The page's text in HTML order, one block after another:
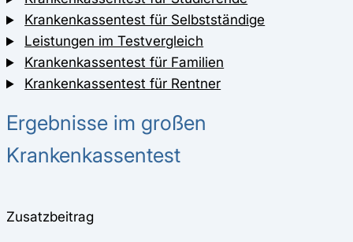
Krankenkassentest für Selbstständige
Leistungen im Testvergleich
Krankenkassentest für Familien
Krankenkassentest für Rentner
Ergebnisse im großen
Krankenkassentest
Zusatzbeitrag